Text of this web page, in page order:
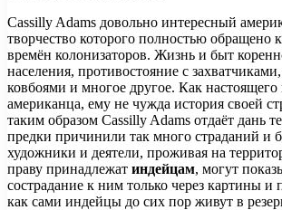
Cassilly Adams довольно интересный
творчество которого полностью обращено
времён колонизаторов. Жизнь и быт
населения, противостояние с
ковбоями и многое другое. Как настоящего
американца, ему не чужда история своей
таким образом Cassilly Adams отдаёт дань
предки причинили так много страданий и
художники и деятели, проживая на
праву принадлежат индейцам, могут
сострадание к ним только через картины и
как сами индейцы до сих пор живут в